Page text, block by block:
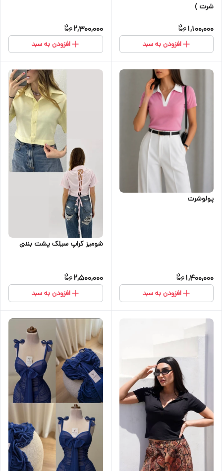
شرت )
1,100,000
افزودن به سبد
2,300,000
افزودن به سبد
پولوشرت
1,400,000
افزودن به سبد
شومیز کراپ سیلک پشت بندی
2,500,000
افزودن به سبد